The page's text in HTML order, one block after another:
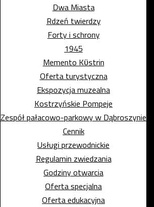
Dwa Miasta
Rdzeń twierdzy
Forty i schrony
1945
Memento Kϋstrin
Oferta turystyczna
Ekspozycja muzealna
Kostrzyńskie Pompeje
Zespół pałacowo-parkowy w Dąbroszynie
Cennik
Usługi przewodnickie
Regulamin zwiedzania
Godziny otwarcia
Oferta specjalna
Oferta edukacyjna